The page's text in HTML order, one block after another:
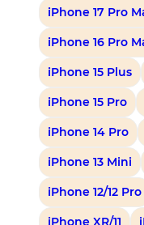
iPhone 17 Pro
iPhone 16 Pro
iPhone 15 Plus
iPhone 15 Pro
iPhone 14 Pro
iPhone 13 Mini
iPhone 12/12 Pro
iPhone XR/11